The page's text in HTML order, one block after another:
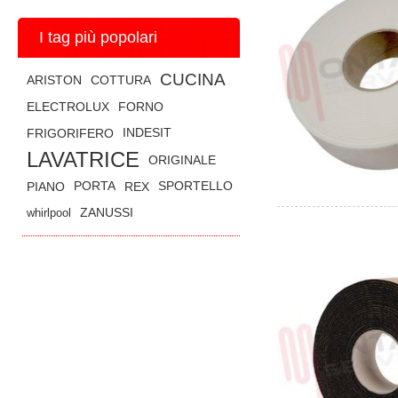
I tag più popolari
ARISTON COTTURA CUCINA
ELECTROLUX
FORNO
FRIGORIFERO
INDESIT
LAVATRICE
ORIGINALE
PIANO
PORTA REX
SPORTELLO
whirlpool
ZANUSSI